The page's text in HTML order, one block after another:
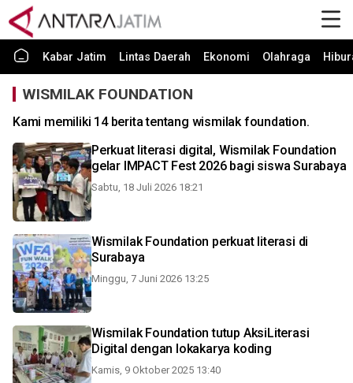
Kabar Jatim Lintas Daerah Ekonomi Olahraga
WISMILAK FOUNDATION
Kami memiliki 14 berita tentang wismilak foundation.
Perkuat literasi digital, Wismilak Foundation
gelar IMPACT Fest 2026 bagi siswa Surabaya
Sabtu, 18 Juli 2026 18:21
Wismilak Foundation perkuat literasi di
Surabaya
Minggu, 7 Juni 2026 13:25
Wismilak Foundation tutup AksiLiterasi
Digital dengan lokakarya koding
Kamis, 9 Oktober 2025 13:40